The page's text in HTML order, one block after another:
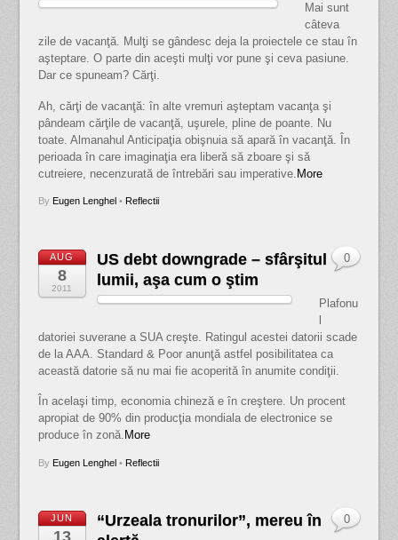
Mai sunt
câteva
zile de vacanţă. Mulţi se gândesc deja la proiectele ce stau în
aşteptare. O parte din aceşti mulţi vor pune şi ceva pasiune.
Dar ce spuneam? Cărţi.
Ah, cărţi de vacanţă: în alte vremuri aşteptam vacanţa şi
pândeam cărţile de vacanţă, uşurele, pline de poante. Nu
toate. Almanahul Anticipaţia obişnuia să apară în vacanţă. În
perioada în care imaginaţia era liberă să zboare şi să
cutreiere, necenzurată de întrebări sau imperative. More
By Eugen Lenghel• Reflectii
AUG
8
2011
US debt downgrade – sfârşitul
lumii, aşa cum o ştim
Plafonu
l
datoriei suverane a SUA creşte. Ratingul acestei datorii scade
de la AAA. Standard & Poor anunţă astfel posibilitatea ca
această datorie să nu mai fie acoperită în anumite condiţii.
În acelaşi timp, economia chineză e în creştere. Un procent
apropiat de 90% din producţia mondiala de electronice se
produce în zonă. More
By Eugen Lenghel• Reflectii
0
JUN
“Urzeala tronurilor”, mereu în
0